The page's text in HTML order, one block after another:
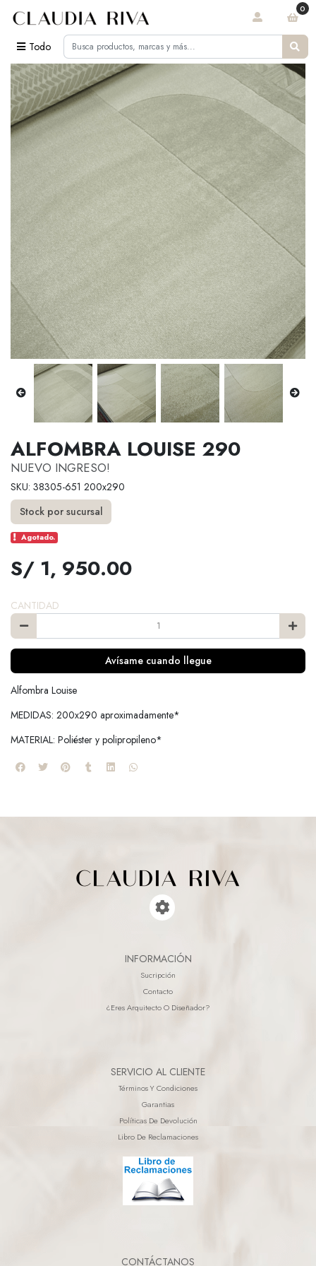
Todo
0
ALFOMBRA LOUISE 290
NUEVO INGRESO!
SKU: 38305-651 200x290
Stock por sucursal
Agotado.
S/ 1, 950.00
CANTIDAD
Avísame cuando llegue
Alfombra Louise
MEDIDAS: 200x290 aproximadamente*
MATERIAL: Poliéster y polipropileno*
INFORMACIÓN
Sucripción
Contacto
¿eres Arquitecto O Diseñador?
SERVICIO AL CLIENTE
Términos Y Condiciones
Garantias
Políticas De Devolución
Libro De Reclamaciones
CONTÁCTANOS